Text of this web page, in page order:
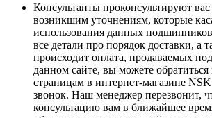
Консультанты проконсультируют
возникшим уточнениям, которые
использования данных
все детали про порядок доставки, а
происходит оплата, продаваемых
данном сайте, вы можете
страницам в интернет-магазине NSK
звонок. Наш менеджер перезвонит,
консультацию вам в ближайшее